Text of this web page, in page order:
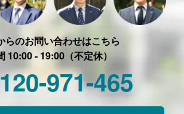
らのお問い合わせはこちら
10:00 - 19:00（不定休）
971-465